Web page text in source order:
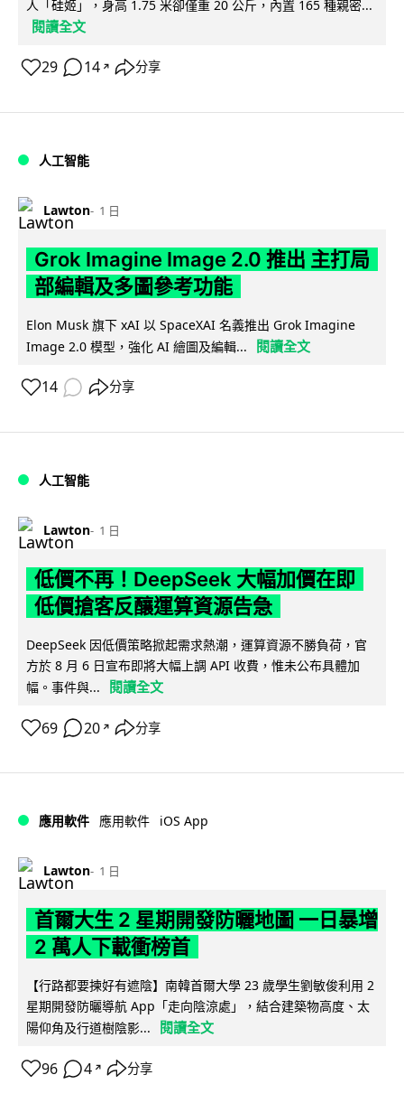
人「硅姬」，身高 1.75 米卻僅重 20 公斤，內置 165 種親密...
閱讀全文
29 14 ↗ 分享
人工智能
Lawton 1 日
Grok Imagine Image 2.0 推出 主打局
部編輯及多圖參考功能
Elon Musk 旗下 xAI 以 SpaceXAI 名義推出 Grok Imagine
Image 2.0 模型，強化 AI 繪圖及編輯...
閱讀全文
14 分享
人工智能
Lawton 1 日
低價不再！DeepSeek 大幅加價在即
低價搶客反釀運算資源告急
DeepSeek 因低價策略掀起需求熱潮，運算資源不勝負荷，官
方於 8 月 6 日宣布即將大幅上調 API 收費，惟未公布具體加
幅。事件與...
閱讀全文
69 20 ↗ 分享
應用軟件 應用軟件 iOS App
Lawton 1 日
首爾大生 2 星期開發防曬地圖 一日暴增
2 萬人下載衝榜首
【行路都要揀好有遮陰】南韓首爾大學 23 歲學生劉敏俊利用 2
星期開發防曬導航 App「走向陰涼處」，結合建築物高度、太
陽仰角及行道樹陰影...
閱讀全文
96 4 ↗ 分享